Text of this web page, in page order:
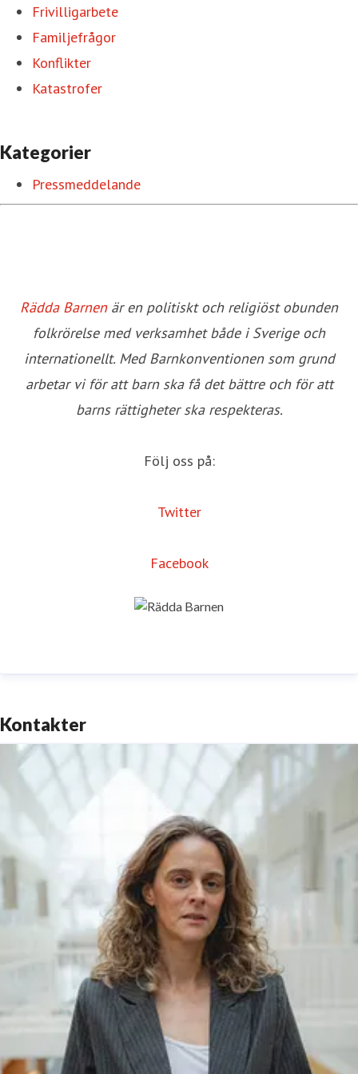
Frivilligarbete
Familjefrågor
Konflikter
Katastrofer
Kategorier
Pressmeddelande
Rädda Barnen är en politiskt och religiöst obunden
folkrörelse med verksamhet både i Sverige och
internationellt. Med Barnkonventionen som grund
arbetar vi för att barn ska få det bättre och för att
barns rättigheter ska respekteras.
Följ oss på:
Twitter
Facebook
Kontakter